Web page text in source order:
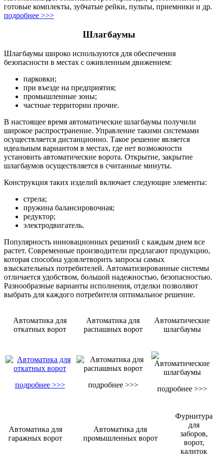
готовые комплекты, зубчатые рейки, пульты, приемники и др.
подробнее >>>
Шлагбаумы
Шлагбаумы широко используются для обеспечения
безопасности в местах с оживленным движением:
парковки;
при въезде на предприятия;
промышленные зоны;
частные территории прочие.
В настоящее время автоматические шлагбаумы получили
широкое распространение. Управление такими системами
осуществляется дистанционно. Такое решение является
идеальным вариантом в местах, где нет возможности
установить автоматические ворота. Открытие, закрытие
шлагбаумов осуществляется в считанные минуты.
Конструкция таких изделий включает следующие элементы:
стрела;
пружина балансировочная;
редуктор;
электродвигатель.
Популярность инновационных решений с каждым днем все
растет. Современные производители предлагают продукцию,
которая способна удовлетворить запросы самых
взыскательных потребителей. Автоматизированные системы
отличается удобством, большой надежностью, безопасностью.
Разнообразные варианты исполнения, отделки позволяют
выбрать для каждого потребителя оптимальное решение.
Автоматика для
откатных ворот
Автоматика для
распашных ворот
Автоматические
шлагбаумы
подробнее >>> подробнее >>> подробнее >>>
Автоматика для
гаражных ворот
Автоматика для
промышленных ворот
Фурнитура
для
заборов,
ворот,
калиток